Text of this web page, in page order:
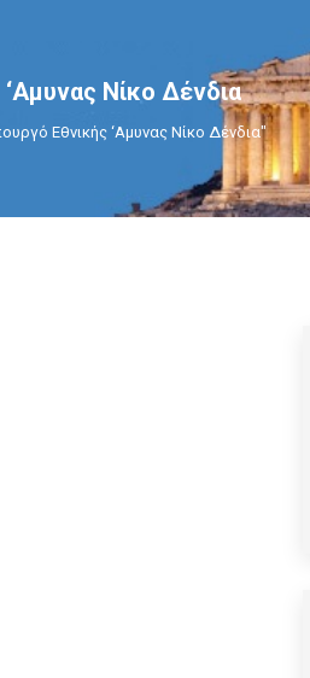
Νίκο Δένδια
Εθνικής ‘Αμυνας Νίκο Δένδια"